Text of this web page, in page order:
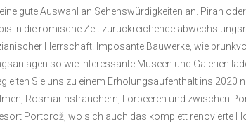
gute Auswahl an Sehenswürdigkeiten an. Piran
in die römische Zeit zurückreichende
Herrschaft. Imposante Bauwerke, wie
so wie interessante Museen und Galerien
Sie uns zu einem Erholungsaufenthalt ins 2020
Rosmarinsträuchern, Lorbeeren und zwischen
Portorož, wo sich auch das komplett renovierte